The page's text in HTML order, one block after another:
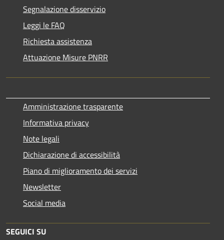
Segnalazione disservizio
Leggi le FAQ
Richiesta assistenza
Attuazione Misure PNRR
Amministrazione trasparente
Informativa privacy
Note legali
Dichiarazione di accessibilità
Piano di miglioramento dei servizi
Newsletter
Social media
SEGUICI SU